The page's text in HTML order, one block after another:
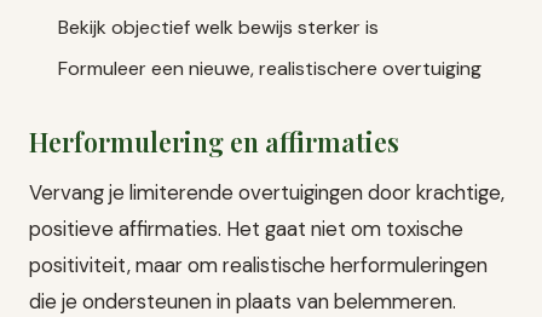
Bekijk objectief welk bewijs sterker is
Formuleer een nieuwe, realistischere overtuiging
Herformulering en affirmaties
Vervang je limiterende overtuigingen door krachtige,
positieve affirmaties. Het gaat niet om toxische
positiviteit, maar om realistische herformuleringen
die je ondersteunen in plaats van belemmeren.